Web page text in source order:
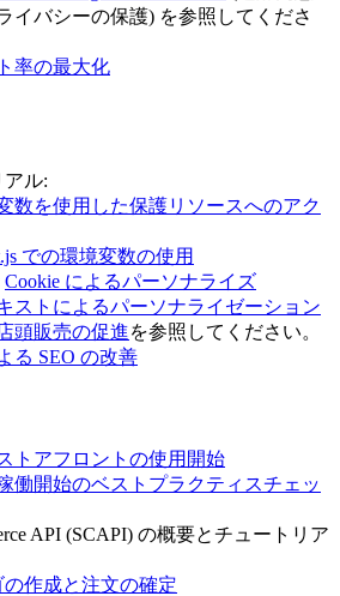
イバシーの保護) を参照してくださ
率の最大化
ル:
数を使用した保護リソースへのアク
での環境変数の使用
Cookie によるパーソナライズ
ストによるパーソナライゼーション
頭販売の促進を参照してください。
る SEO の改善
トアフロントの使用開始
働開始のベストプラクティスチェッ
API (SCAPI) の概要とチュートリア
作成と注文の確定